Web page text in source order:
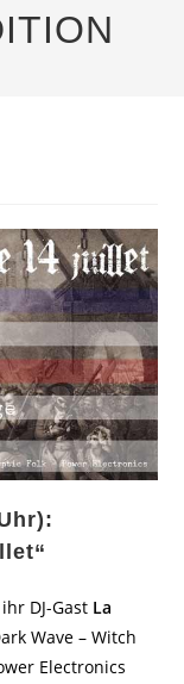
DJ-Gast La
Wave – Witch
Electronics